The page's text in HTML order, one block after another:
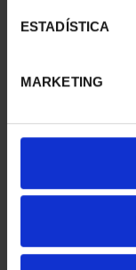
ESTADÍSTICA
MARKETING
- ÁVILA
73,00 €